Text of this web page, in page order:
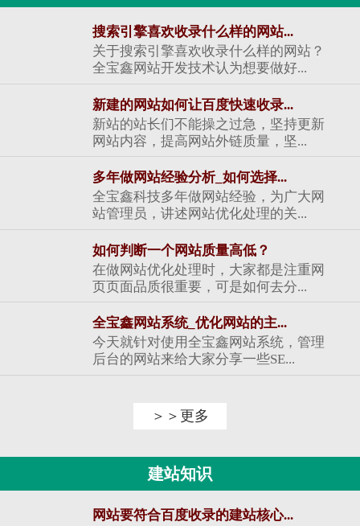
搜索引擎喜欢收录什么样的网站...
关于搜索引擎喜欢收录什么样的网站？
全宝鑫网站开发技术认为想要做好...
新建的网站如何让百度快速收录...
新站的站长们不能操之过急，坚持更新
网站内容，提高网站外链质量，坚...
多年做网站经验分析_如何选择...
全宝鑫科技多年做网站经验，为广大网
站管理员，讲述网站优化处理的关...
如何判断一个网站质量高低？
在做网站优化处理时，大家都是注重网
页页面品质很重要，可是如何去分...
全宝鑫网站系统_优化网站的主...
今天就针对使用全宝鑫网站系统，管理
后台的网站来给大家分享一些SE...
＞＞更多
建站知识
网站要符合百度收录的建站核心...